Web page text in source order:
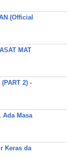
(Official
MAT
2) -
Ada Masa
Keras da